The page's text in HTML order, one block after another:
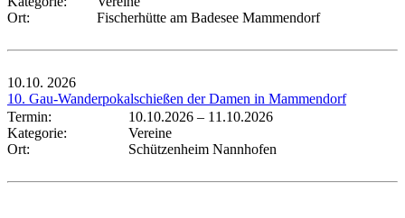
Ort:
Fischerhütte am Badesee Mammendorf
10.10. 2026
10. Gau-Wanderpokalschießen der Damen in Mammendorf
Termin:
10.10.2026 – 11.10.2026
Kategorie:
Vereine
Ort:
Schützenheim Nannhofen